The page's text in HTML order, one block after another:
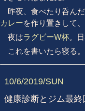
昨夜、食べたり呑ん
カレーを作り置きして
夜はラグビーW杯。
これを書いたら寝る。
10/6/2019/SUN
健康診断とジム最終